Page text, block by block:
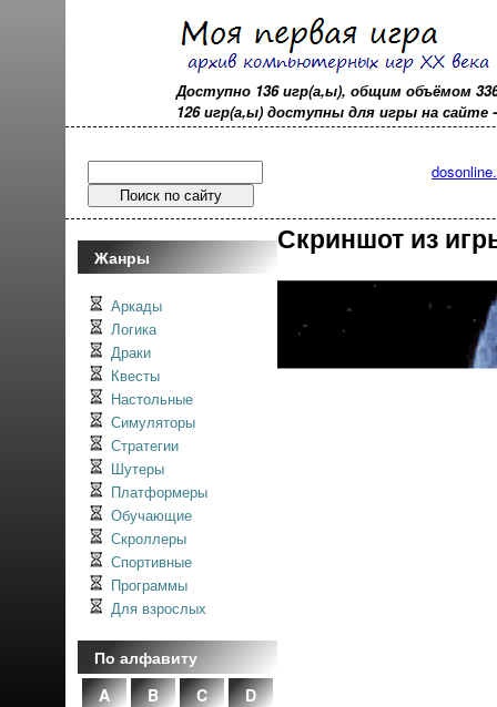
Доступно 136 игр(а,ы), общим объёмом
126 игр(а,ы) доступны для игры на сайте
Жанры
Аркады
Логика
Драки
Квесты
Настольные
Симуляторы
Стратегии
Шутеры
Платформеры
Обучающие
Скроллеры
Спортивные
Программы
Для взрослых
По алфавиту
A
B C
D
Скриншот из